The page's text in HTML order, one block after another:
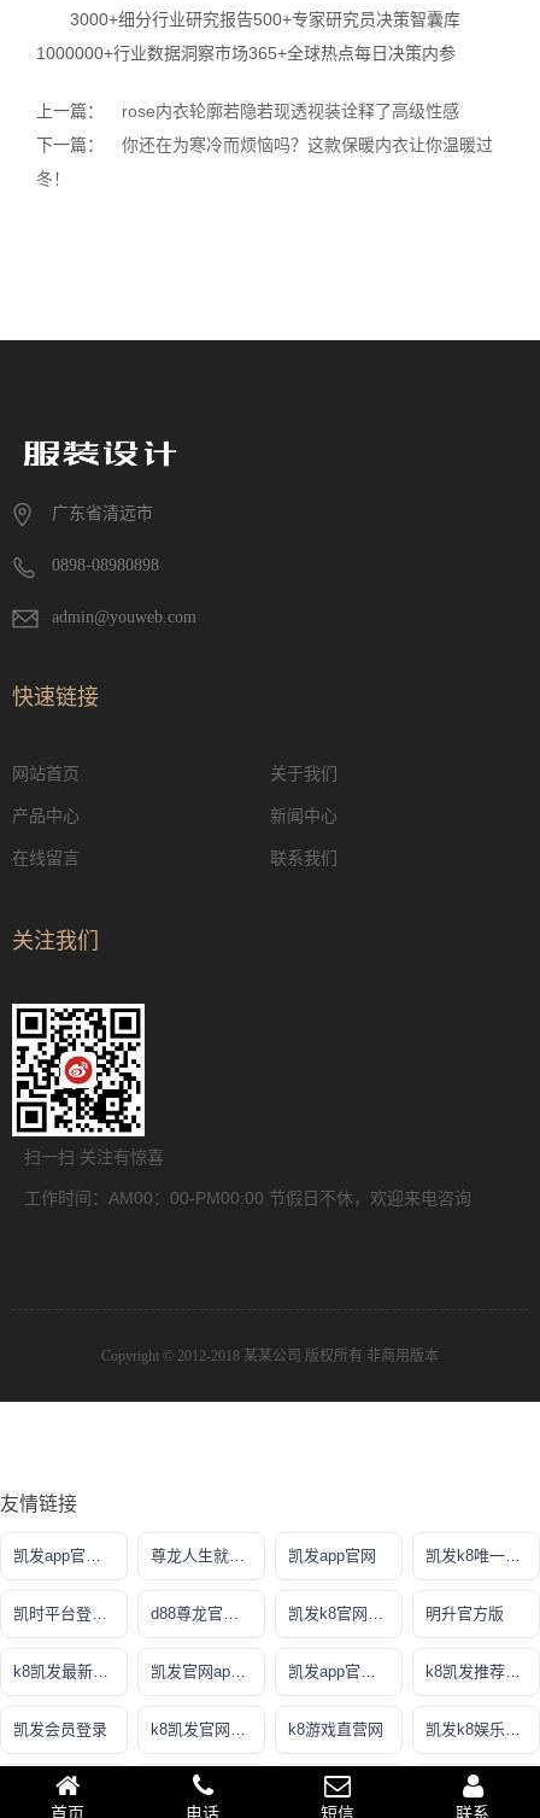
3000+细分行业研究报告500+专家研究员决策智囊库
1000000+行业数据洞察市场365+全球热点每日决策内参
上一篇：
rose内衣轮廓若隐若现透视装诠释了高级性感
下一篇：
你还在为寒冷而烦恼吗？这款保暖内衣让你温暖过
冬！
广东省清远市
0898-08980898
admin@youweb.com
快速链接
网站首页 关于我们
产品中心 新闻中心
在线留言 联系我们
关注我们
扫一扫 关注有惊喜
工作时间：AM00：00-PM00:00 节假日不休，欢迎来电咨询
Copyright © 2012-2018 某某公司 版权所有 非商用版本
首页 电话 短信 联系
友情链接
凯发app官方网站 尊龙人生就是博!官方网站 凯发app官网 凯发k8唯一官方
凯时平台登录客户端 d88尊龙官网平台 凯发k8官网ag旗舰 明升官方版
k8凯发最新优惠 凯发官网app登录 凯发app官方网站 k8凯发推荐真人娱乐网址
凯发会员登录 k8凯发官网登录入口 k8游戏直营网 凯发k8娱乐最新登录首页